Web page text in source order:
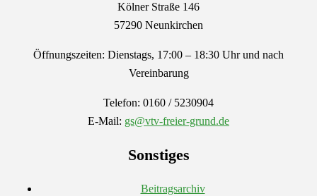
Kölner Straße 146
57290 Neunkirchen
Öffnungszeiten: Dienstags, 17:00 – 18:30 Uhr und nach
Vereinbarung
Telefon: 0160 / 5230904
E-Mail: gs@vtv-freier-grund.de
Sonstiges
Beitragsarchiv